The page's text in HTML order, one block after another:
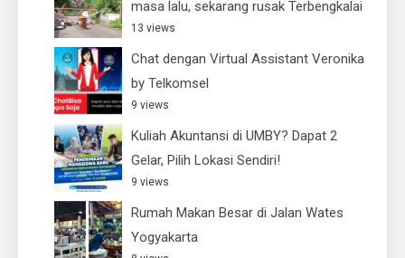
masa lalu, sekarang rusak Terbengkalai
13 views
Chat dengan Virtual Assistant Veronika
by Telkomsel
9 views
Kuliah Akuntansi di UMBY? Dapat 2
Gelar, Pilih Lokasi Sendiri!
9 views
Rumah Makan Besar di Jalan Wates
Yogyakarta